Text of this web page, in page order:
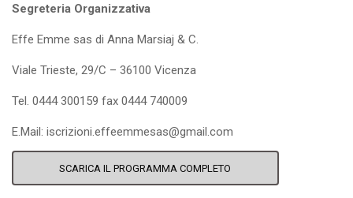
Segreteria Organizzativa
Effe Emme sas di Anna Marsiaj & C.
Viale Trieste, 29/C – 36100 Vicenza
Tel. 0444 300159 fax 0444 740009
E.Mail: iscrizioni.effeemmesas@gmail.com
SCARICA IL PROGRAMMA COMPLETO